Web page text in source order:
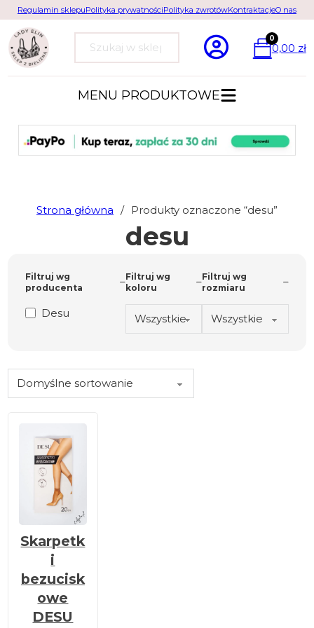
Regulamin sklepuPolityka prywatnościPolityka zwrotówKontraktacjeO nas
Szukaj
0
0,00 zł
MENU PRODUKTOWE
Strona główna / Produkty oznaczone “desu”
desu
Filtruj wg
producenta
Desu
Filtruj wg
koloru
Filtruj wg
rozmiaru
Skarpetk
i
bezucisk
owe
DESU